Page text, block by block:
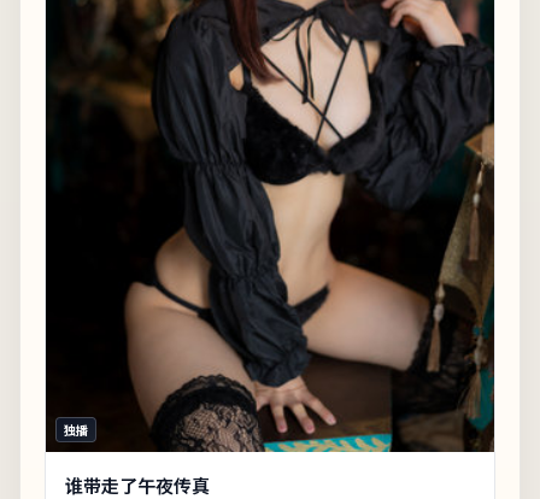
独播
谁带走了午夜传真